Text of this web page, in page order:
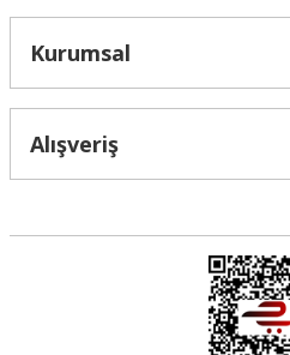
Kurumsal
Alışveriş